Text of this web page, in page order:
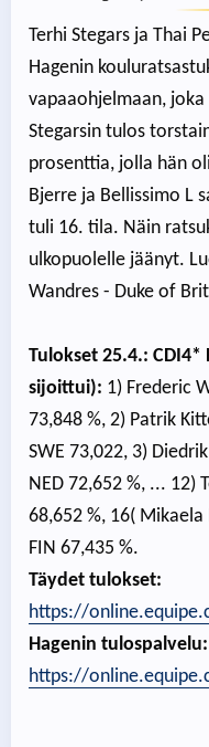
Terhi Stegars ja Thai
Hagenin
vapaaohjelmaan,
Stegarsin tulos
prosenttia, jolla hän
Bjerre ja Bellissimo L
tuli 16. tila. Näin
ulkopuolelle jäänyt.
Wandres - Duke of
Tulokset 25.4.: CDI4*
sijoittui): 1) Frederic
73,848 %, 2) Patrik
SWE 73,022, 3)
NED 72,652 %, ... 12)
68,652 %, 16(
FIN 67,435 %.
Täydet tulokset:
https://
Hagenin tulospalvelu:
https://